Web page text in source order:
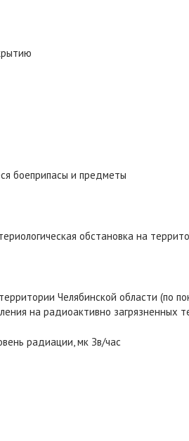
боеприпасы и предметы
обстановка на
Челябинской области (по
на радиоактивно загрязненных
радиации, мк Зв/час